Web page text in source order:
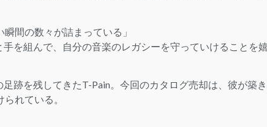
間の数々が詰まっている」
を組んで、自分の音楽のレガシーを守っていけることを
跡を残してきたT-Pain。今回のカタログ売却は、彼が築
れている。